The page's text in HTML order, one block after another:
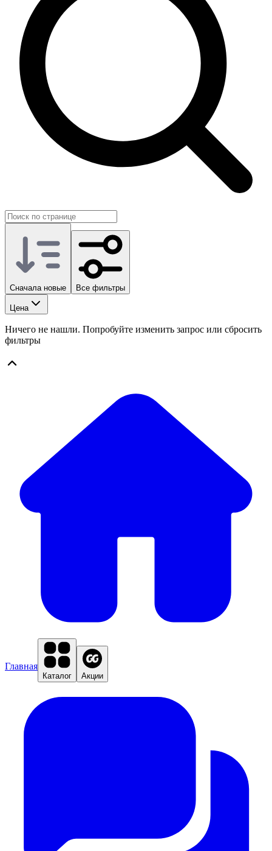
Сначала новые Все фильтры
Цена
Ничего не нашли. Попробуйте изменить запрос или сбросить
фильтры
Главная
Каталог Акции